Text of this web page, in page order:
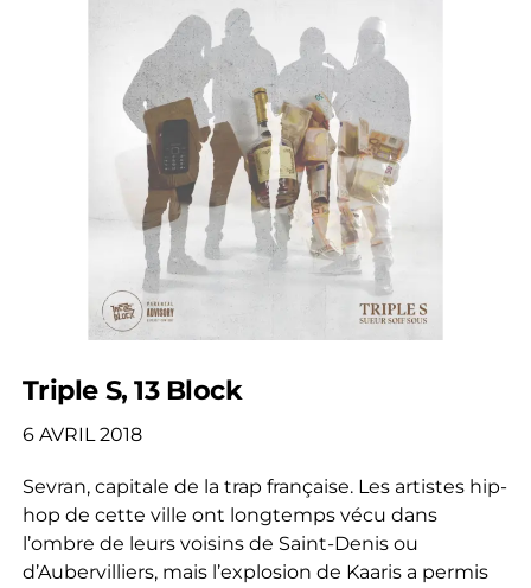
Triple S, 13 Block
6 AVRIL 2018
Sevran, capitale de la trap française. Les artistes hip-
hop de cette ville ont longtemps vécu dans
l’ombre de leurs voisins de Saint-Denis ou
d’Aubervilliers, mais l’explosion de Kaaris a permis